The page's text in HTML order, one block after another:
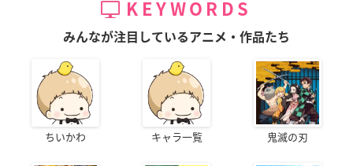
KEYWORDS
みんなが注目しているアニメ・作品たち
ちいかわ キャラ一覧 鬼滅の刃